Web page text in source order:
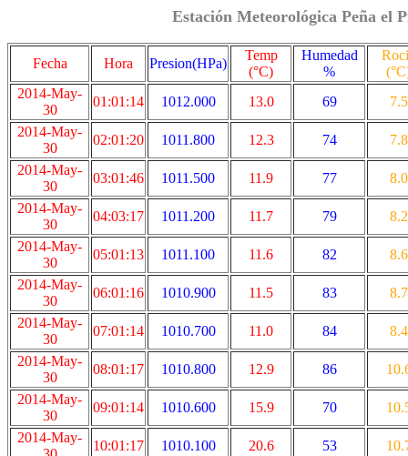
Estación Meteorológica Peña el
Fecha Hora Presion(HPa)
Temp
(°C)
Humedad
%
2014-May-
30
01:01:14 1012.000 13.0 69
7.5
2014-May-
30
02:01:20 1011.800 12.3 74
7.8
2014-May-
30
03:01:46 1011.500 11.9 77
8.0
2014-May-
30
04:03:17 1011.200 11.7 79
8.2
2014-May-
30
05:01:13 1011.100 11.6 82
8.6
2014-May-
30
06:01:16 1010.900 11.5 83
8.7
2014-May-
30
07:01:14 1010.700 11.0 84
8.4
2014-May-
30
08:01:17 1010.800 12.9 86
2014-May-
30
09:01:14 1010.600 15.9 70
2014-May-
10:01:17 1010.100 20.6 53